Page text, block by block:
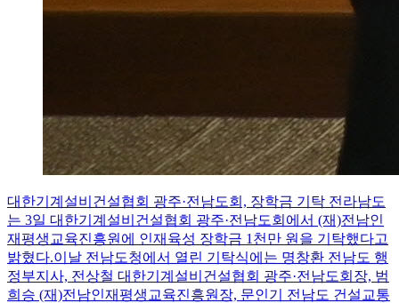
대한기계설비건설협회 광주·전남도회, 장학금 기탁 전라남도
는 3일 대한기계설비건설협회 광주·전남도회에서 (재)전남인
재평생교육진흥원에 인재육성 장학금 1천만 원을 기탁했다고
밝혔다.이날 전남도청에서 열린 기탁식에는 명창환 전남도 행
정부지사, 전상철 대한기계설비건설협회 광주·전남도회장, 범
희승 (재)전남인재평생교육진흥원장, 문인기 전남도 건설교통